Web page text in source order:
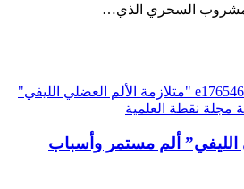
السحري الذي…
الليفي” ألم مستمر وأسباب